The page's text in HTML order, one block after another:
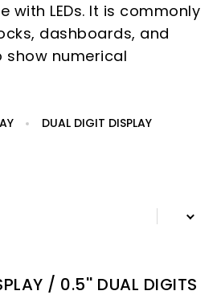
with LEDs. It is commonly
dashboards, and
numerical
DUAL DIGIT DISPLAY
/ 0.5'' DUAL DIGITS